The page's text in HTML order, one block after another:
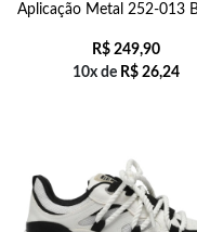
Aplicação Metal 252-013
R$249,90
10x de R$26,24